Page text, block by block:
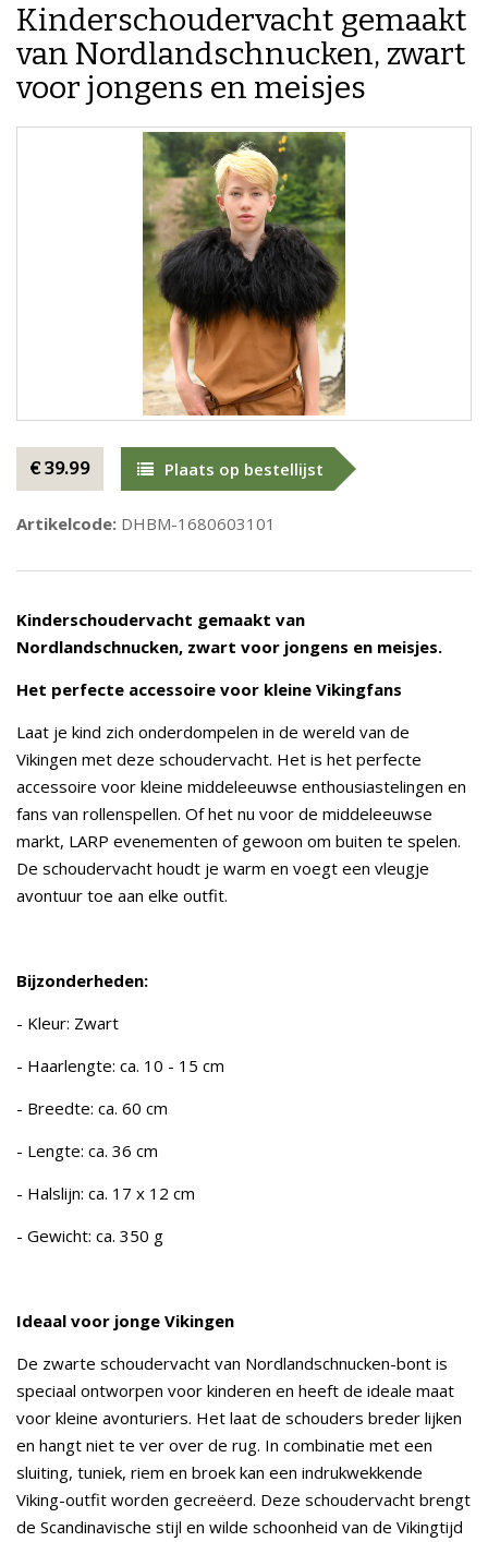
Kinderschoudervacht gemaakt
van Nordlandschnucken, zwart
voor jongens en meisjes
€ 39.99 Plaats op bestellijst
Artikelcode: DHBM-1680603101
Kinderschoudervacht gemaakt van
Nordlandschnucken, zwart voor jongens en meisjes.
Het perfecte accessoire voor kleine Vikingfans
Laat je kind zich onderdompelen in de wereld van de
Vikingen met deze schoudervacht. Het is het perfecte
accessoire voor kleine middeleeuwse enthousiastelingen en
fans van rollenspellen. Of het nu voor de middeleeuwse
markt, LARP evenementen of gewoon om buiten te spelen.
De schoudervacht houdt je warm en voegt een vleugje
avontuur toe aan elke outfit.
Bijzonderheden:
- Kleur: Zwart
- Haarlengte: ca. 10 - 15 cm
- Breedte: ca. 60 cm
- Lengte: ca. 36 cm
- Halslijn: ca. 17 x 12 cm
- Gewicht: ca. 350 g
Ideaal voor jonge Vikingen
De zwarte schoudervacht van Nordlandschnucken-bont is
speciaal ontworpen voor kinderen en heeft de ideale maat
voor kleine avonturiers. Het laat de schouders breder lijken
en hangt niet te ver over de rug. In combinatie met een
sluiting, tuniek, riem en broek kan een indrukwekkende
Viking-outfit worden gecreëerd. Deze schoudervacht brengt
de Scandinavische stijl en wilde schoonheid van de Vikingtijd